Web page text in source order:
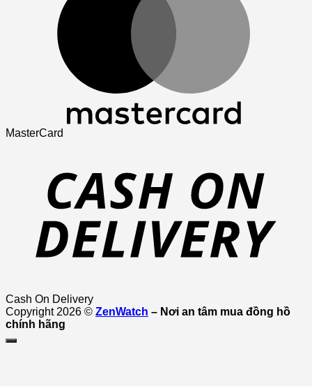
MasterCard
Cash On Delivery
Copyright 2026 © ZenWatch – Nơi an tâm mua đồng hồ
chính hãng